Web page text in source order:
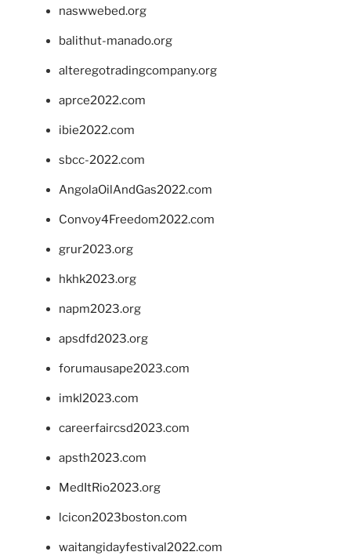
naswwebed.org
balithut-manado.org
alteregotradingcompany.org
aprce2022.com
ibie2022.com
sbcc-2022.com
AngolaOilAndGas2022.com
Convoy4Freedom2022.com
grur2023.org
hkhk2023.org
napm2023.org
apsdfd2023.org
forumausape2023.com
imkl2023.com
careerfaircsd2023.com
apsth2023.com
MedItRio2023.org
lcicon2023boston.com
waitangidayfestival2022.com